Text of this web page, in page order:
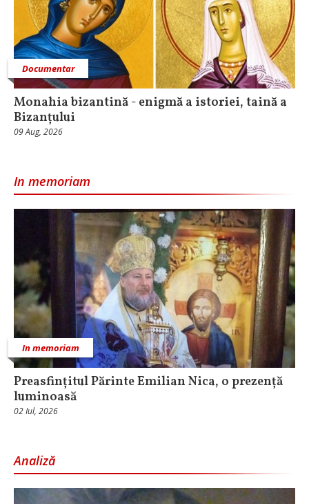
Documentar
Monahia bizantină - enigmă a istoriei, taină a
Bizanțului
09 Aug, 2026
In memoriam
In memoriam
Preasfințitul Părinte Emilian Nica, o prezență
luminoasă
02 Iul, 2026
Analiză